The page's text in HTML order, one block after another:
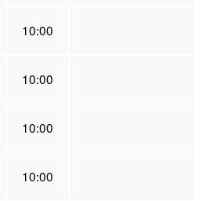
10:00
10:00
10:00
10:00